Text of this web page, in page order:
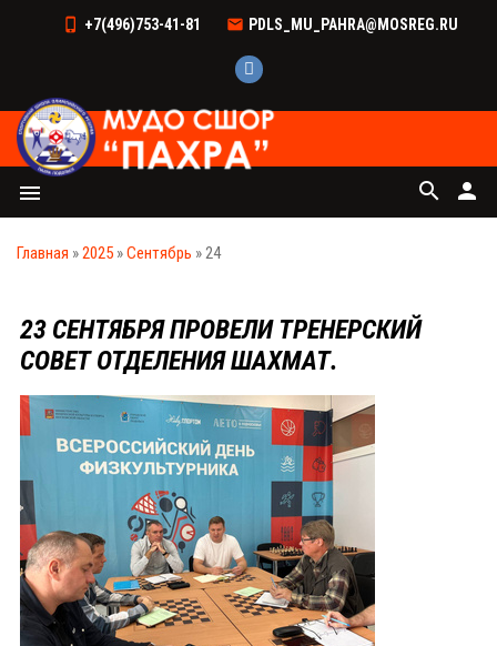
+7(496)753-41-81 PDLS_MU_PAHRA@MOSREG.RU
menu person
search
Главная »2025 »Сентябрь »24
23 СЕНТЯБРЯ ПРОВЕЛИ ТРЕНЕРСКИЙ
СОВЕТ ОТДЕЛЕНИЯ ШАХМАТ.